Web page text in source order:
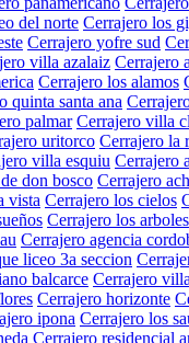
del norte Cerrajero los
Cerrajero yofre sud
villa azalaiz Cerrajero
Cerrajero los alamos
quinta santa ana
palmar Cerrajero villa
uritorco Cerrajero la
villa esquiu Cerrajero
don bosco Cerrajero
vista Cerrajero los cielos
Cerrajero los arboles
Cerrajero agencia
liceo 3a seccion
balcarce Cerrajero
Cerrajero horizonte
ipona Cerrajero los
Cerrajero residencial